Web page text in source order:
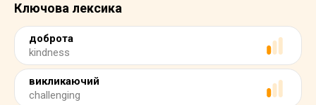
Ключова лексика
доброта
kindness
викликаючий
challenging